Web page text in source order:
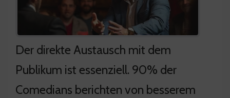
Der direkte Austausch mit dem
Publikum ist essenziell. 90% der
Comedians berichten von besserem